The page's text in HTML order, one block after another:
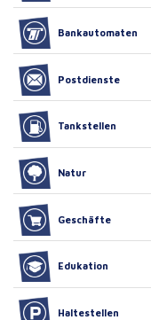
Bankautomaten
Postdienste
Tankstellen
Natur
Geschäfte
Edukation
Haltestellen